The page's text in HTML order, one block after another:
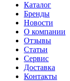
Каталог
Бренды
Новости
О компании
Отзывы
Статьи
Сервис
Доставка
Контакты